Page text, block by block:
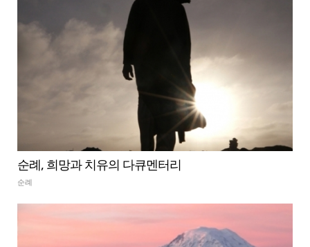
순례, 희망과 치유의 다큐멘터리
순례